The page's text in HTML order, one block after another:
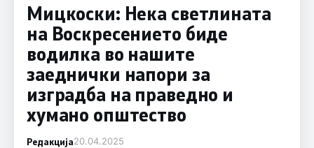
Мицкоски: Нека светлината
на Воскресението биде
водилка во нашите
заеднички напори за
изградба на праведно и
хумано општество
Редакција20.04.2025